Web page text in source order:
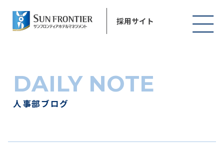
採用サイト
DAILY NOTE
人事部ブログ